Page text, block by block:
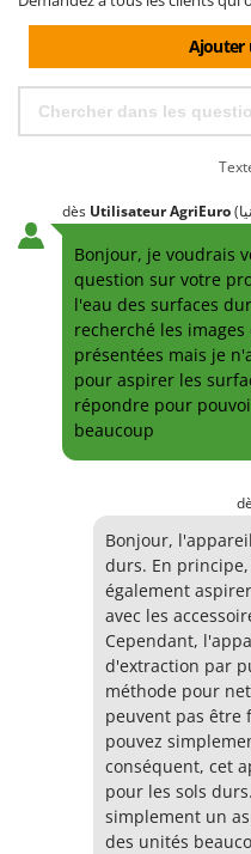
Ajouter
dès Utilisateur AgriEuro
Bonjour, je voudrais
question sur votre
l'eau des surfaces
recherché les images
présentées mais je
pour aspirer les
répondre pour
beaucoup
Bonjour,
durs. En
également
avec les
Cependant,
d'extraction par
méthode pour
peuvent pas être
pouvez
conséquent, cet
pour les sols
simplement un
des unités